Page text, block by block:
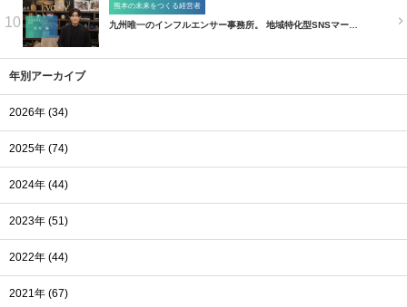
10
熊本の未来をつくる経営者
九州唯一のインフルエンサー事務所。 地域特化型SNSマー…
年別アーカイブ
2026年 (34)
2025年 (74)
2024年 (44)
2023年 (51)
2022年 (44)
2021年 (67)